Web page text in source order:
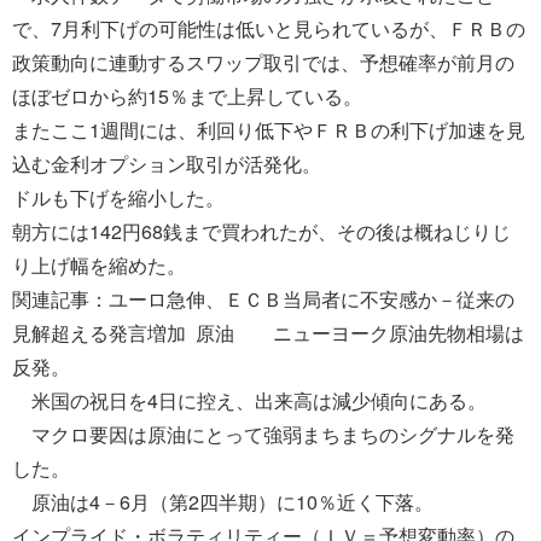
で、7月利下げの可能性は低いと見られているが、ＦＲＢの
政策動向に連動するスワップ取引では、予想確率が前月の
ほぼゼロから約15％まで上昇している。
またここ1週間には、利回り低下やＦＲＢの利下げ加速を見
込む金利オプション取引が活発化。
ドルも下げを縮小した。
朝方には142円68銭まで買われたが、その後は概ねじりじ
り上げ幅を縮めた。
関連記事：ユーロ急伸、ＥＣＢ当局者に不安感か－従来の
見解超える発言増加 原油 ニューヨーク原油先物相場は
反発。
米国の祝日を4日に控え、出来高は減少傾向にある。
マクロ要因は原油にとって強弱まちまちのシグナルを発
した。
原油は4－6月（第2四半期）に10％近く下落。